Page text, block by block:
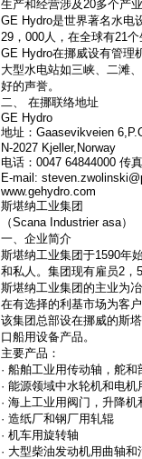
生产和经营涉及20多个产
GE Hydro是世界著名水电
29，000人，在全球有21
GE Hydro在挪威设有管理
大型水电站如三峡、二滩
好的声誉。
二、 在挪联络地址
GE Hydro
地址：Gaasevikveien
N-2027 Kjeller,Norway
电话：0047 64844000 传
E-mail:
www.gehydro.com
斯堪纳工业集团
（Scana Industrier asa）
一、企业简介
斯堪纳工业集团于1590年
和私人。集团现有雇员2，
斯堪纳工业集团的主业为
在有选择的利基市场为客
该集团总部设在挪威的斯
口船用设备产品。
主要产品：
· 船舶工业用传动轴，舵和
· 能源领域中水轮机和电机
· 海上工业用阀门，升降机
· 造纸厂和钢厂用轧辊
· 机车用旋转轴
· 大型柴油发动机用曲轴和